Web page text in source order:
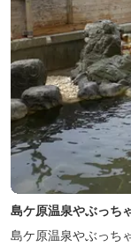
島ケ原温泉やぶっち
島ケ原温泉やぶっち